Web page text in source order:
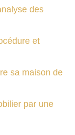
des
et
sa maison de
par une